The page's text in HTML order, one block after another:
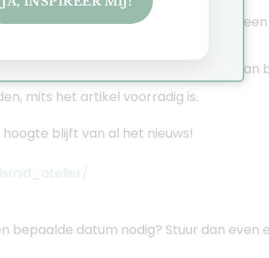
(925), 14 of 18 karaat goud. Ik werk
zodat jij je sieraad goed kan
mits het artikel voorradig is.
blijft van al het nieuws!
bepaalde datum nodig? Stuur dan